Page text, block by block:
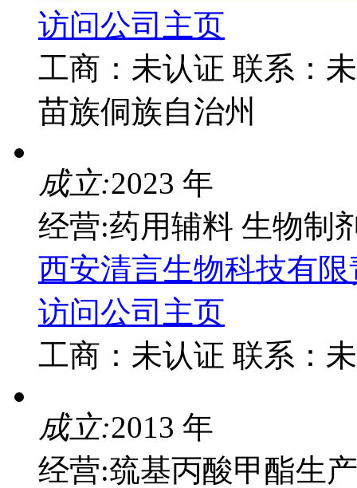
访问公司主页
工商： 未认证 联系：
苗族侗族自治州
成立:2023 年
经营:药用辅料 生物制
西安清言生物科技有
访问公司主页
工商： 未认证 联系：
成立:2013 年
经营:巯基丙酸甲酯生